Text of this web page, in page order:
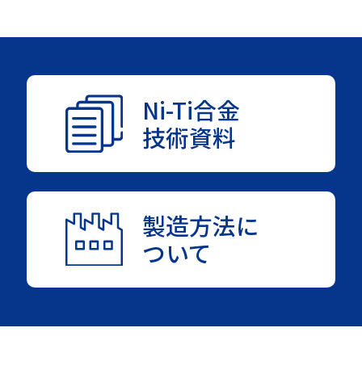
Ni-Ti合金
技術資料
製造方法に
ついて